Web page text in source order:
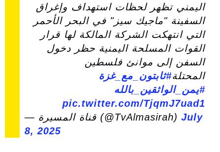
اليمني تظهر لحظات استهداف وإغراق
السفينة "ماجيك سيز" في البحر الأحمر
التي انتهكت الشركة المالكة لها قرار
القوات المسلحة اليمنية حظر دخول
السفن إلى موانئ فلسطين
المحتلة#ثابتون_مع_غزة
#يمن_الواثقين_بالله
pic.twitter.com/TjqmJ7uad1
— قناة المسيرة (@TvAlmasirah) July
8, 2025